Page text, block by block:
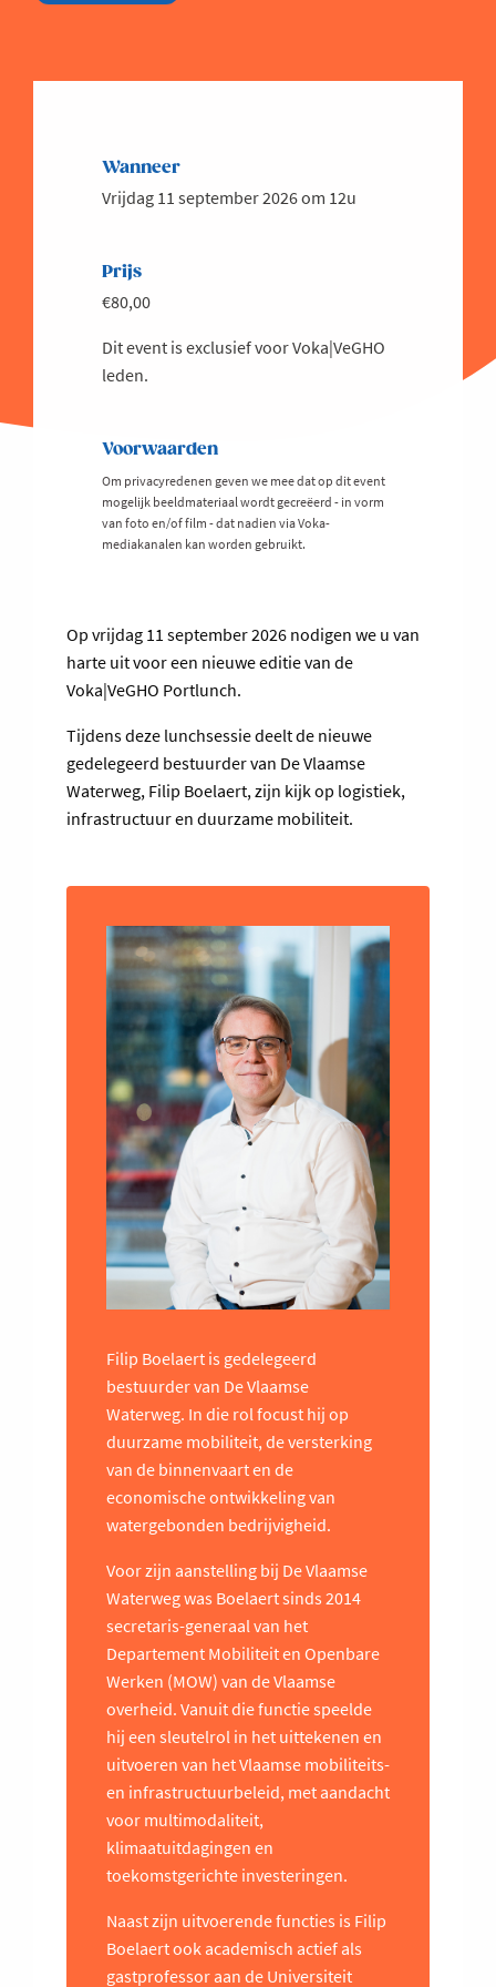
Op vrijdag 11 september 2026 nodigen we u van
harte uit voor een nieuwe editie van de
Voka|VeGHO Portlunch.
Tijdens deze lunchsessie deelt de nieuwe
gedelegeerd bestuurder van De Vlaamse
Waterweg, Filip Boelaert, zijn kijk op logistiek,
infrastructuur en duurzame mobiliteit.
Filip Boelaert is gedelegeerd
bestuurder van De Vlaamse
Waterweg. In die rol focust hij op
duurzame mobiliteit, de versterking
van de binnenvaart en de
economische ontwikkeling van
watergebonden bedrijvigheid.
Voor zijn aanstelling bij De Vlaamse
Waterweg was Boelaert sinds 2014
secretaris-generaal van het
Departement Mobiliteit en Openbare
Werken (MOW) van de Vlaamse
overheid. Vanuit die functie speelde
hij een sleutelrol in het uittekenen en
uitvoeren van het Vlaamse mobiliteits-
en infrastructuurbeleid, met aandacht
voor multimodaliteit,
klimaatuitdagingen en
toekomstgerichte investeringen.
Naast zijn uitvoerende functies is Filip
Boelaert ook academisch actief als
gastprofessor aan de Universiteit
Wanneer
Vrijdag 11 september 2026 om 12u
Prijs
€80,00
Dit event is exclusief voor Voka|VeGHO
leden.
Voorwaarden
Om privacyredenen geven we mee dat op dit event
mogelijk beeldmateriaal wordt gecreëerd - in vorm
van foto en/of film - dat nadien via Voka-
mediakanalen kan worden gebruikt.